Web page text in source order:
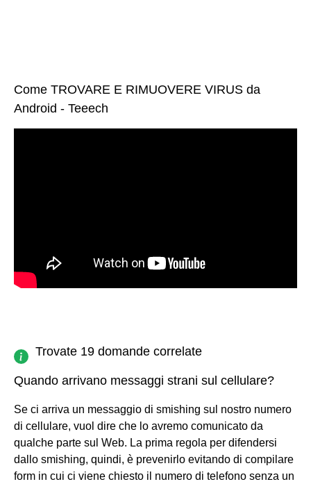
Come TROVARE E RIMUOVERE VIRUS da
Android - Teeech
Trovate 19 domande correlate
Quando arrivano messaggi strani sul cellulare?
Se ci arriva un messaggio di smishing sul nostro numero
di cellulare, vuol dire che lo avremo comunicato da
qualche parte sul Web. La prima regola per difendersi
dallo smishing, quindi, è prevenirlo evitando di compilare
form in cui ci viene chiesto il numero di telefono senza un